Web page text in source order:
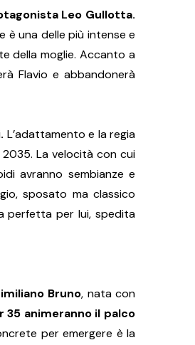
Leo Gullotta.
una delle più intense e
della moglie. Accanto a
Flavio e abbandonerà
L’adattamento e la regia
La velocità con cui
avranno sembianze e
sposato ma classico
perfetta per lui, spedita
Bruno, nata con
animeranno il palco
per emergere è la